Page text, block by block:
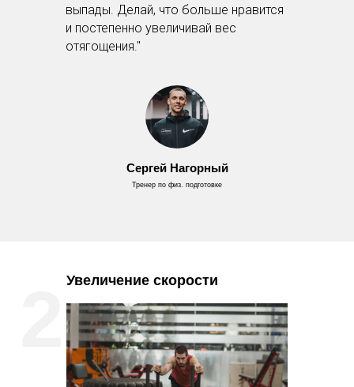
Сергей Нагорный
Тренер по физ. подготовке
выпады. Делай, что больше нравится
и постепенно увеличивай вес
отягощения."
2.
Увеличение скорости